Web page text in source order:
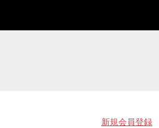
新規会員登録